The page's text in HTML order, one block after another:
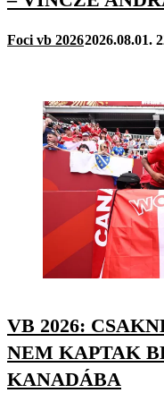
Foci vb 20262026.08.01.
VB 2026:
NEM KAPTAK
KANADÁBA